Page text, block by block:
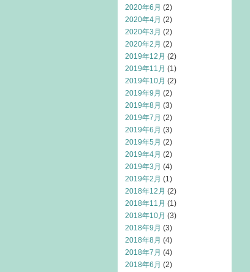
2020年6月 (2)
2020年4月 (2)
2020年3月 (2)
2020年2月 (2)
2019年12月 (2)
2019年11月 (1)
2019年10月 (2)
2019年9月 (2)
2019年8月 (3)
2019年7月 (2)
2019年6月 (3)
2019年5月 (2)
2019年4月 (2)
2019年3月 (4)
2019年2月 (1)
2018年12月 (2)
2018年11月 (1)
2018年10月 (3)
2018年9月 (3)
2018年8月 (4)
2018年7月 (4)
2018年6月 (2)